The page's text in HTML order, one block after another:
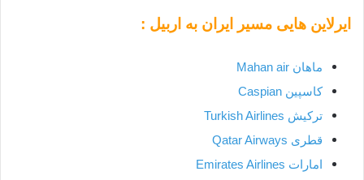
ایرلاین هایی مسیر ایران به اربیل :
ماهان Mahan air
کاسپین Caspian
ترکیش Turkish Airlines
قطری Qatar Airways
امارات Emirates Airlines